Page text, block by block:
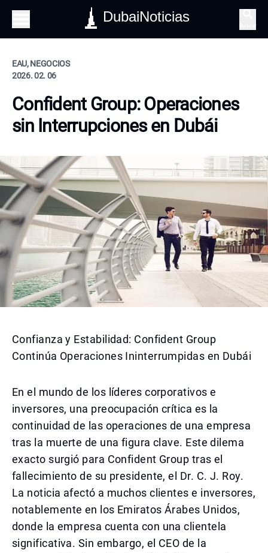
DubaiNoticias
EAU, NEGOCIOS
2026. 02. 06
Confident Group: Operaciones
sin Interrupciones en Dubái
Confianza y Estabilidad: Confident Group
Continúa Operaciones Ininterrumpidas en Dubái
En el mundo de los líderes corporativos e
inversores, una preocupación crítica es la
continuidad de las operaciones de una empresa
tras la muerte de una figura clave. Este dilema
exacto surgió para Confident Group tras el
fallecimiento de su presidente, el Dr. C. J. Roy.
La noticia afectó a muchos clientes e inversores,
notablemente en los Emiratos Árabes Unidos,
donde la empresa cuenta con una clientela
significativa. Sin embargo, el CEO de la